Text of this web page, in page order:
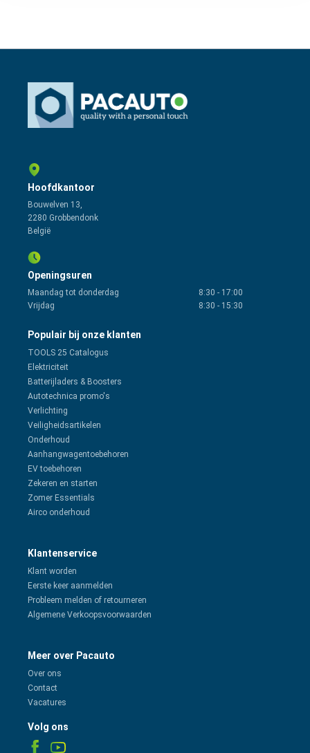
Hoofdkantoor
Bouwelven 13,
2280 Grobbendonk
België
Openingsuren
Maandag tot donderdag 8:30 - 17:00
Vrijdag
8:30 - 15:30
Populair bij onze klanten
TOOLS 25 Catalogus
Elektriciteit
Batterijladers & Boosters
Autotechnica promo's
Verlichting
Veiligheidsartikelen
Onderhoud
Aanhangwagentoebehoren
EV toebehoren
Zekeren en starten
Zomer Essentials
Airco onderhoud
Klantenservice
Klant worden
Eerste keer aanmelden
Probleem melden of retourneren
Algemene Verkoopsvoorwaarden
Meer over Pacauto
Over ons
Contact
Vacatures
Volg ons